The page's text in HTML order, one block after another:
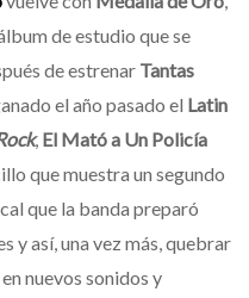
de estudio que se
de estrenar Tantas
el año pasado el Latin
, El Mató a Un Policía
que muestra un segundo
que la banda preparó
y así, una vez más, quebrar
nuevos sonidos y